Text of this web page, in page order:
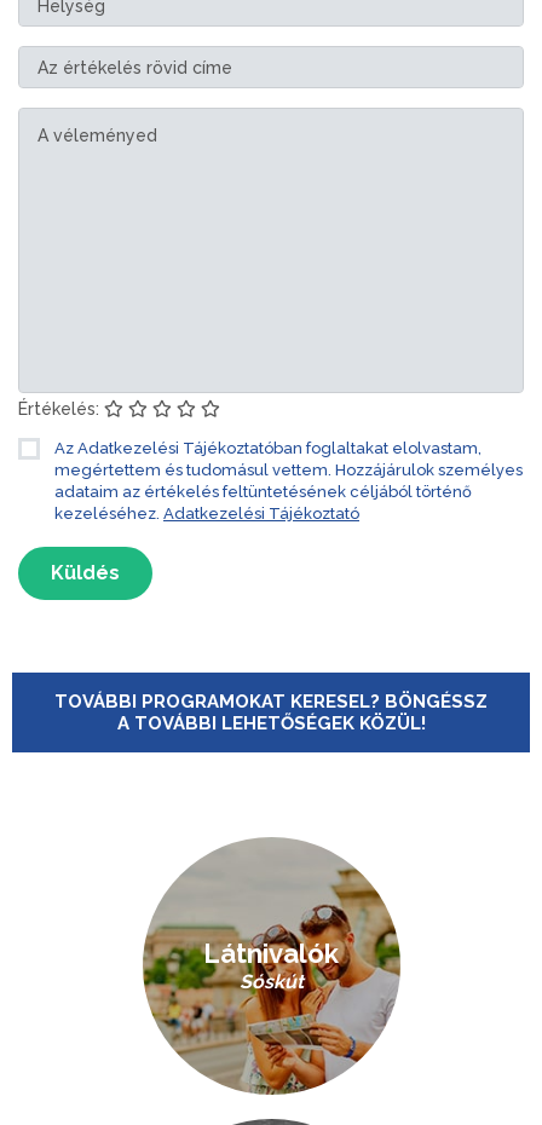
Értékelés:
Az Adatkezelési Tájékoztatóban foglaltakat elolvastam,
megértettem és tudomásul vettem. Hozzájárulok személyes
adataim az értékelés feltüntetésének céljából történő
kezeléséhez. Adatkezelési Tájékoztató
Küldés
TOVÁBBI PROGRAMOKAT KERESEL? BÖNGÉSSZ
A TOVÁBBI LEHETŐSÉGEK KÖZÜL!
Látnivalók
Sóskút